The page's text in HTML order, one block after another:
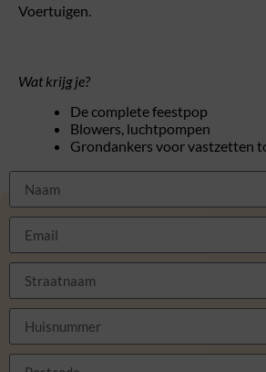
Voertuigen.
Wat krijg je?
De complete feestpop
Blowers, luchtpompen
Grondankers voor vastzetten